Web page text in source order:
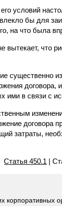
условий
бы для
на что была
что
существенно
в связи с
договора
затраты,
Статья 450.1 |